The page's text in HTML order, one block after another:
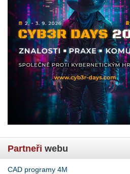
Partneři webu
CAD programy 4M